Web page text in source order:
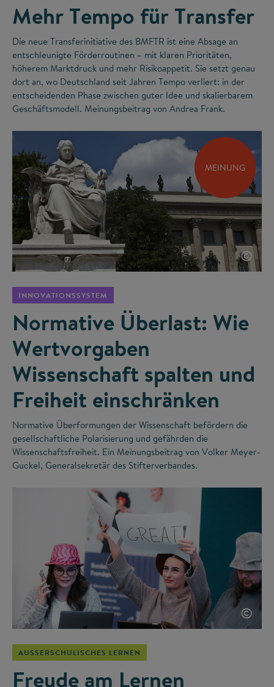
Mehr Tempo für Transfer
Die neue Transferinitiative des BMFTR ist eine Absage an
entschleunigte Förderroutinen – mit klaren Prioritäten,
höherem Marktdruck und mehr Risikoappetit. Sie setzt genau
dort an, wo Deutschland seit Jahren Tempo verliert: in der
entscheidenden Phase zwischen guter Idee und skalierbarem
Geschäftsmodell. Meinungsbeitrag von Andrea Frank.
MEINUNG
©
INNOVATIONSSYSTEM
Normative Überlast: Wie
Wertvorgaben
Wissenschaft spalten und
Freiheit einschränken
Normative Überformungen der Wissenschaft befördern die
gesellschaftliche Polarisierung und gefährden die
Wissenschaftsfreiheit. Ein Meinungsbeitrag von Volker Meyer-
Guckel, Generalsekretär des Stifterverbandes.
©
AUSSERSCHULISCHES LERNEN
Freude am Lernen